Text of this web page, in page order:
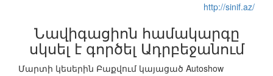
http://sinif.az/
Նավիգացիոն համակարգը
սկսել է գործել Ադրբեջանում
Մարտի կեսերին Բաքվում կայացած Autoshow